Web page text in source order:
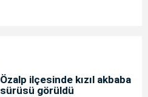
Özalp ilçesinde kızıl akbaba
sürüsü görüldü